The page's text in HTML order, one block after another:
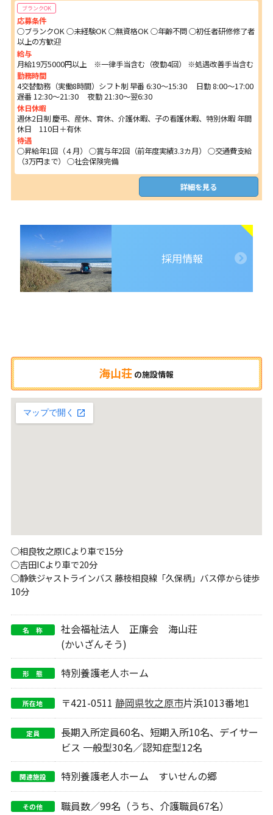
ブランクOK
応募条件
○ブランクOK ○未経験OK ○無資格OK ○年齢不問 ○初任者研修修了者
以上の方歓迎
給与
月給19万5000円以上 ※一律手当含む（夜勤4回） ※処遇改善手当含む
勤務時間
4交替勤務（実働8時間）シフト制 早番 6:30～15:30 日勤 8:00～17:00
遅番 12:30～21:30 夜勤 21:30～翌6:30
休日休暇
週休2日制 慶弔、産休、育休、介護休暇、子の看護休暇、特別休暇 年間
休日 110日＋有休
待遇
○昇給年1回（４月） ○賞与年2回（前年度実績3.3カ月） ○交通費支給
（3万円まで） ○社会保険完備
詳細を見る
採用情報
海山荘 の施設情報
○相良牧之原ICより車で15分
○吉田ICより車で20分
○静鉄ジャストラインバス 藤枝相良線「久保柄」バス停から徒歩
10分
名 称
社会福祉法人 正廉会 海山荘
(かいざんそう)
形 態 特別養護老人ホーム
所在地 〒421-0511 静岡県牧之原市片浜1013番地1
定員
長期入所定員60名、短期入所10名、デイサー
ビス 一般型30名／認知症型12名
関連施設 特別養護老人ホーム すいせんの郷
その他 職員数／99名（うち、介護職員67名）